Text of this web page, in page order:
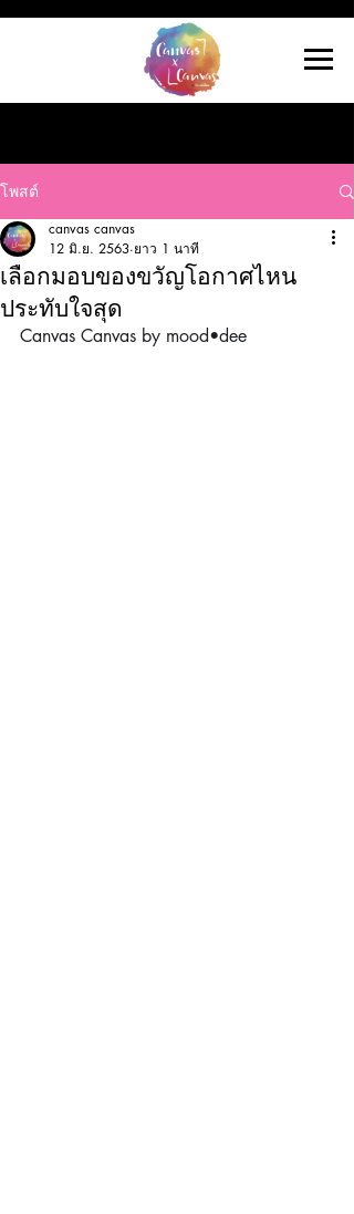
โพสต์
เลือกมอบของขวัญโอกาศไหน
ประทับใจสุด
canvas canvas
12 มิ.ย. 2563 ยาว 1 นาที
Canvas Canvas by mood•dee